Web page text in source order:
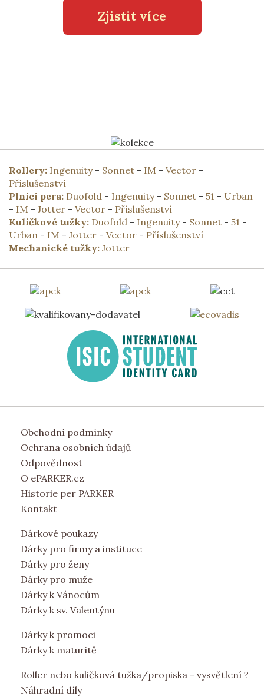
Zjistit více
Rollery: Ingenuity- Sonnet - IM - Vector -
Příslušenství
Plnicí pera: Duofold - Ingenuity- Sonnet - 51 - Urban
- IM - Jotter - Vector - Příslušenství
Kuličkové tužky: Duofold - Ingenuity- Sonnet - 51 -
Urban - IM - Jotter - Vector - Příslušenství
Mechanické tužky: Jotter
Obchodní podmínky
Ochrana osobních údajů
Odpovědnost
O ePARKER.cz
Historie per PARKER
Kontakt
Dárkové poukazy
Dárky pro firmy a instituce
Dárky pro ženy
Dárky pro muže
Dárky k Vánocům
Dárky k sv. Valentýnu
Dárky k promoci
Dárky k maturitě
Roller nebo kuličková tužka/propiska - vysvětlení ?
Náhradní díly